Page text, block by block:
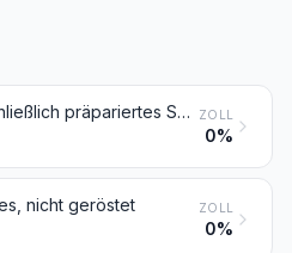
Salz (einschließlich präpariertes Speisesalz und denaturiertes Salz) und reines Natriumchlorid, auch in wässriger Lösung oder mit Zusatz von Rieselhilfen (Antibackmittel oder Fluidifiantien); Meerwasser ZOLL
0%
nicht geröstet ZOLL
0%